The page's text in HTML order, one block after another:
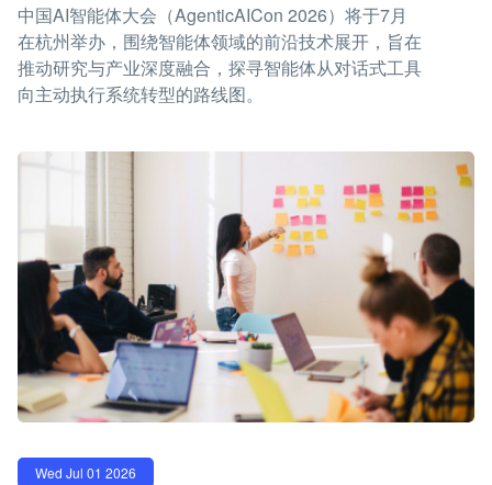
中国AI智能体大会（AgenticAICon 2026）将于7月
在杭州举办，围绕智能体领域的前沿技术展开，旨在
推动研究与产业深度融合，探寻智能体从对话式工具
向主动执行系统转型的路线图。
Wed Jul 01 2026